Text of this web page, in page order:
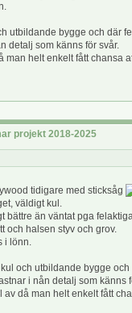
utbildande bygge och där
detalj som känns för svår.
man helt enkelt fått chansa
projekt 2018-2025
tidigare med sticksåg
väldigt kul.
bättre än väntat pga
och halsen styv och grov.
i lönn.
och utbildande bygge
i nån detalj som känns
av då man helt enkelt fått